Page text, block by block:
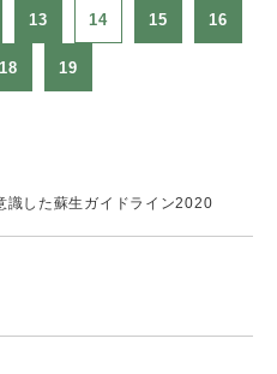
13 14 15 16
18 19
識した蘇生ガイドライン2020